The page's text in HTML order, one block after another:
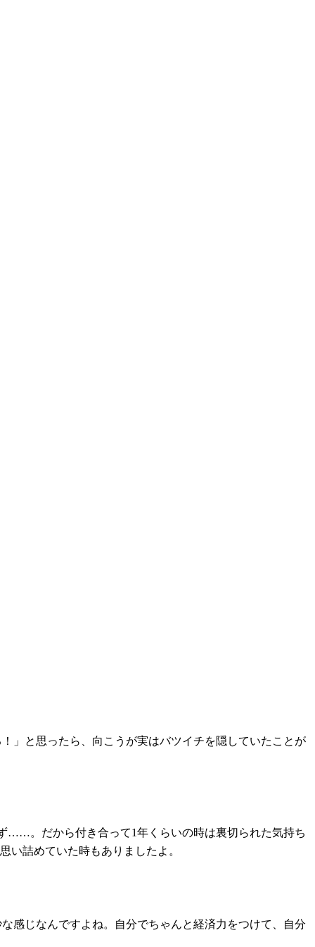
」と思ったら、向こうが実はバツイチを隠していたことが
……。だから付き合って1年くらいの時は裏切られた気持ち
い詰めていた時もありましたよ。
感じなんですよね。自分でちゃんと経済力をつけて、自分